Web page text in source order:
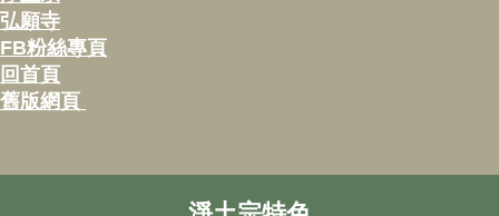
弘願寺
FB粉絲專頁
回首頁
舊版網頁